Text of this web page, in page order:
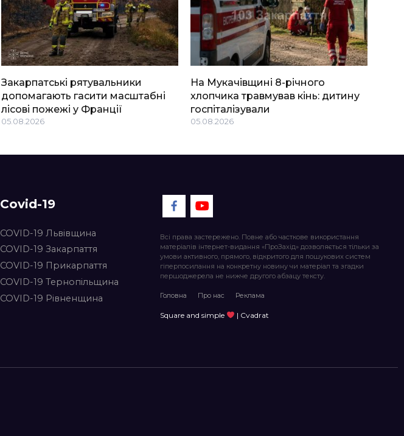
Закарпатські рятувальники
допомагають гасити масштабні
лісові пожежі у Франції
05.08.2026
На Мукачівщині 8-річного
хлопчика травмував кінь: дитину
госпіталізували
05.08.2026
Covid-19
COVID-19 Львівщина
COVID-19 Закарпаття
COVID-19 Прикарпаття
COVID-19 Тернопільщина
COVID-19 Рівненщина
Всі права застережено. Повне або часткове використання
матеріалів інтернет-видання «ПроЗахід» дозволяється тільки за
умови активного, прямого, відкритого для пошукових систем
гіперпосилання на конкретну новину чи матеріал та згадки
першоджерела не нижче другого абзацу тексту.
Головна Про нас Реклама
Square and simple | Cvadrat